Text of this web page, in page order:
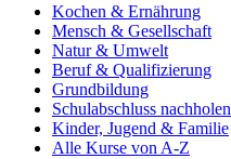
Kochen & Ernährung
Mensch & Gesellschaft
Natur & Umwelt
Beruf & Qualifizierung
Grundbildung
Schulabschluss nachholen
Kinder, Jugend & Familie
Alle Kurse von A-Z